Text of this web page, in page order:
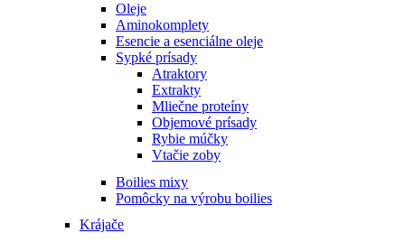
Oleje
Aminokomplety
Esencie a esenciálne oleje
Sypké prísady
Atraktory
Extrakty
Mliečne proteíny
Objemové prísady
Rybie múčky
Vtačie zoby
Boilies mixy
Pomôcky na výrobu boilies
Krájače